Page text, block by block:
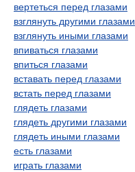
вертеться перед глазами
взглянуть другими глазами
взглянуть иными глазами
впиваться глазами
впиться глазами
вставать перед глазами
встать перед глазами
глядеть глазами
глядеть другими глазами
глядеть иными глазами
есть глазами
играть глазами